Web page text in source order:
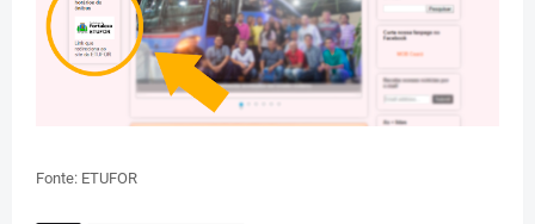
Fonte: ETUFOR